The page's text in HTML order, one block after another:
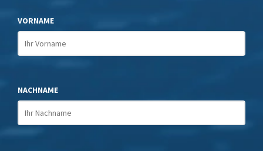
VORNAME
NACHNAME